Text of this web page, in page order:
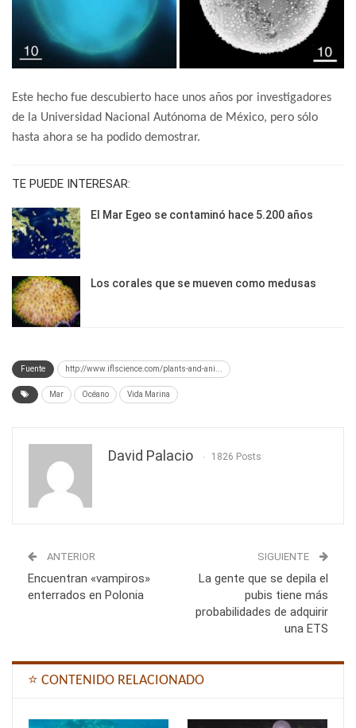
Este hecho fue descubierto hace unos años por investigadores
de la Universidad Nacional Autónoma de México, pero sólo
hasta ahora se ha podido demostrar.
TE PUEDE INTERESAR:
El Mar Egeo se contaminó hace 5.200 años
Los corales que se mueven como medusas
Fuente http://www.iflscience.com/plants-and-ani...
Mar Océano Vida Marina
David Palacio 1826 Posts
ANTERIOR
Encuentran «vampiros»
enterrados en Polonia
SIGUIENTE
La gente que se depila el
pubis tiene más
probabilidades de adquirir
una ETS
⭐ CONTENIDO RELACIONADO